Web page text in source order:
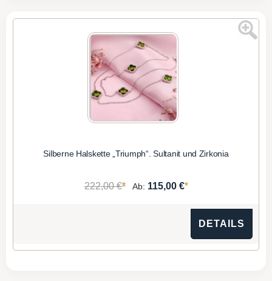
Silberne Halskette „Triumph“. Sultanit und Zirkonia
222,00 €* Ab: 115,00 €*
DETAILS